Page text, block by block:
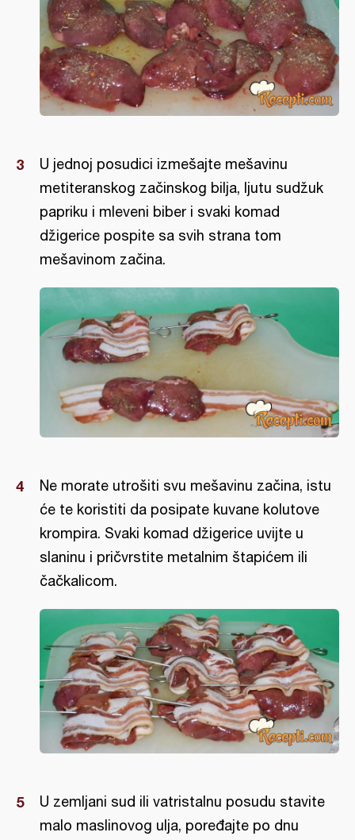
U jednoj posudici izmešajte mešavinu
metiteranskog začinskog bilja, ljutu sudžuk
papriku i mleveni biber i svaki komad
džigerice pospite sa svih strana tom
mešavinom začina.
Ne morate utrošiti svu mešavinu začina, istu
će te koristiti da posipate kuvane kolutove
krompira. Svaki komad džigerice uvijte u
slaninu i pričvrstite metalnim štapićem ili
čačkalicom.
U zemljani sud ili vatristalnu posudu stavite
malo maslinovog ulja, poređajte po dnu